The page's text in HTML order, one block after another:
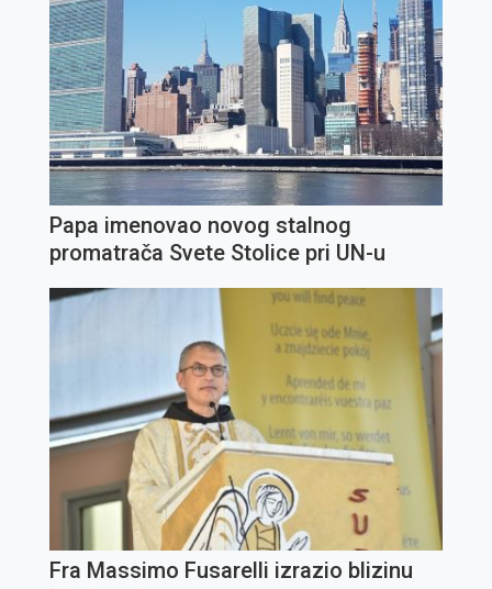
Papa imenovao novog stalnog
promatrača Svete Stolice pri UN-u
Fra Massimo Fusarelli izrazio blizinu